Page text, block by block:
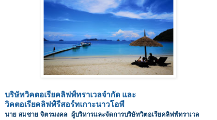
บริษัทวิคตอเรียคลิฟฟ์ทราเวลจำกัด และ
วิคตอเรียคลิฟฟ์รีสอร์ทเกาะนาวโอพี
นาย สมชาย จิตรมงคล ผู้บริหารและจัดการบริษัทวิตอเรียคลิฟฟ์ทราเวล